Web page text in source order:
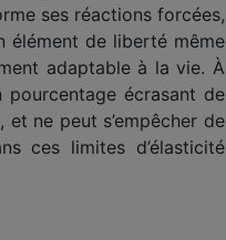
ses réactions forcées,
élément de liberté même
adaptable à la vie. À
pourcentage écrasant de
ne peut s’em­pêcher de
ces limites d’élasticité